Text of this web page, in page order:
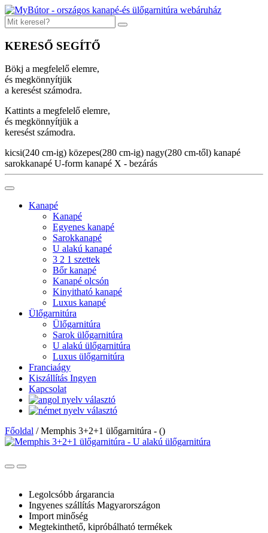
KERESŐ SEGÍTŐ
Bökj a megfelelő elemre,
és megkönnyítjük
a keresést számodra.
Kattints a megfelelő elemre,
és megkönnyítjük a
keresést számodra.
kicsi(240 cm-ig) közepes(280 cm-ig) nagy(280 cm-től) kanapé
sarokkanapé U-form kanapé X - bezárás
Kanapé
Kanapé
Egyenes kanapé
Sarokkanapé
U alakú kanapé
3 2 1 szettek
Bőr kanapé
Kanapé olcsón
Kinyitható kanapé
Luxus kanapé
Ülőgarnitúra
Ülőgarnitúra
Sarok ülőgarnitúra
U alakú ülőgarnitúra
Luxus ülőgarnitúra
Franciaágy
Kiszállítás Ingyen
Kapcsolat
Főoldal /Memphis 3+2+1 ülőgarnitúra - ()
Legolcsóbb árgarancia
Ingyenes szállítás Magyarországon
Import minőség
Megtekinthető, kipróbálható termékek